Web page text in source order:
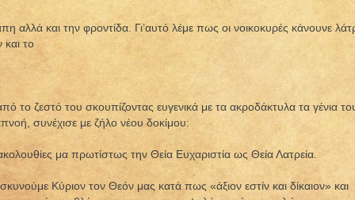
αλλά και την φροντίδα. Γι’αυτό λέμε πως οι νοικοκυρές κάνουνε
και το
το ζεστό του σκουπίζοντας ευγενικά με τα ακροδάκτυλα τα γένια
συνέχισε με ζήλο νέου δοκίμου:
μα πρωτίστως την Θεία Ευχαριστία ως Θεία Λατρεία.
Κύριον τον Θεόν μας κατά πως «άξιον εστίν και δίκαιον» και